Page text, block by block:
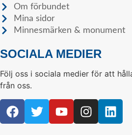
Om förbundet
Mina sidor
Minnesmärken & monument
SOCIALA MEDIER
Följ oss i sociala medier för att
från oss.